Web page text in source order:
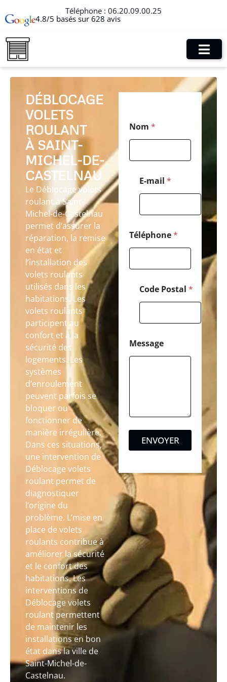
Téléphone : 06.20.09.00.25
4.8/5 basés sur 628 avis
DÉBLOCAGE
VOLETS
ROULANT
À SAINT-
MICHEL-DE-
CASTELNAU
Le Déblocage volets
roulant à Saint-
Michel-de-Castelnau
permet d’assurer la
réparation, la remise
en état et
l’installation des
volets roulants
utilisés dans les
habitations. Les
volets roulants
participent au
confort et à la
sécurité des
logements. Les
systèmes
d’enroulement
peuvent parfois se
bloquer ou
fonctionner de
manière irrégulière.
Dans ces situations,
une intervention de
Déblocage volets
roulant permet de
diagnostiquer
l’origine du
problème. L’mise en
place de volets
roulants contribue à
améliorer la sécurité
et le confort des
habitations. Les
interventions de
Déblocage volets
roulant permettent
de maintenir les
installations en bon
état dans la ville de
Saint-Michel-de-
Castelnau.
Nom *
E-mail *
Téléphone*
Code Postal *
Message
ENVOYER